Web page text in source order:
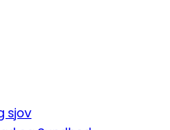
sjov